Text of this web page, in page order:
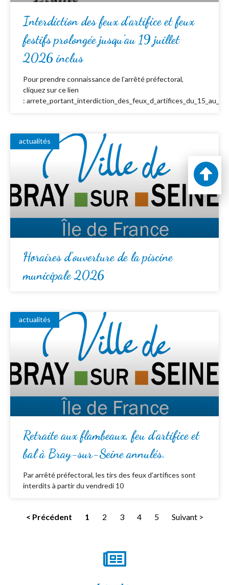
Interdiction des feux d’artifice et feux
festifs prolongée jusqu’au 19 juillet
2026 inclus
Pour prendre connaissance de l’arrêté préfectoral,
cliquez sur ce lien
:
actualités
Horaires d’ouverture de la piscine
municipale 2026
actualités
Retraite aux flambeaux, feu d’artifice et
bal à Bray-sur-Seine annulés.
Par arrêté préfectoral, les tirs des feux d’artifices sont
interdits à partir du vendredi 10
< Précédent 1 2 3 4 5 Suivant >